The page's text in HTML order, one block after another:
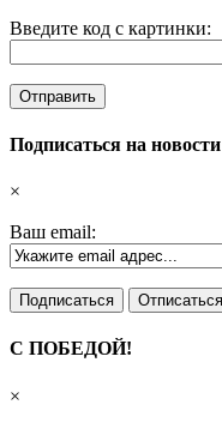
Введите код с картинки:
Подписаться на новости
×
Ваш email:
С ПОБЕДОЙ!
×